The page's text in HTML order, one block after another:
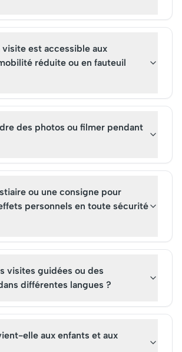
est accessible aux
réduite ou en fauteuil
des photos ou filmer pendant
ou une consigne pour
personnels en toute sécurité
visites guidées ou des
différentes langues ?
elle aux enfants et aux